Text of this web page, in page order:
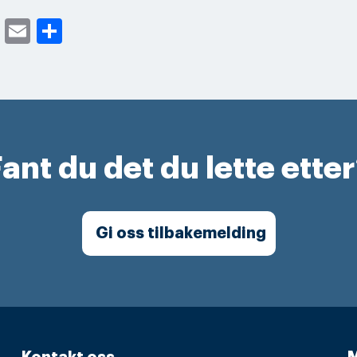
Email
du det du lette
Gi oss tilbakemelding